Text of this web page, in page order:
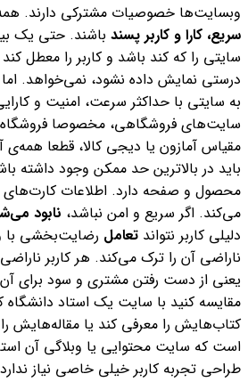
وبسایت‌ها خصوصیات مشترکی دارند.
سریع، کارا و کاربر پسند باشند. حتی یک
سایتی را که کند باشد و کاربر را معطل
درستی نمایش داده نشود، نمی‌خواهد.
به سایتی با حداکثر سرعت، امنیت و
سایت‌های فروشگاهی، مخصوصا
مقیاس آمازون یا دیجی کالا، قطعا
باید در بالاترین حد ممکن وجود داشته
محصول و صفحه دارد. اطلاعات کارت‌های
می‌کند. اگر سریع و امن نباشد، نابود
دلیلی کاربر نتواند تعامل رضایت‌بخشی با
ناراضی آن را ترک می‌کند. هر کاربر
یعنی از دست رفتن مشتری و سود برای
مقایسه کنید با سایت یک استاد
کتاب‌هایش را معرفی کند یا
است که سایت محتوایی یا وبلاگی آن
طراحی تجربه کاربر خیلی خاصی نیاز